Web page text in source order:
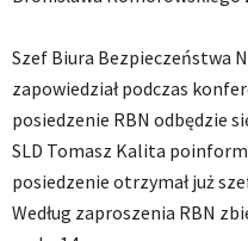
Szef Biura Bezpieczeństwa
zapowiedział podczas
posiedzenie RBN odbędzie
SLD Tomasz Kalita
posiedzenie otrzymał już
Według zaproszenia RBN